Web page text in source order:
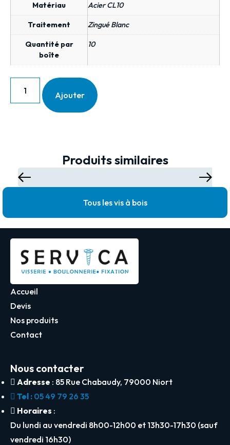
Matériau Acier CL10
Traitement Zingué Blanc
Quantité par
boîte
10
Ajouter
Produits similaires
Tous les vis à bois
Accueil
Devis
Nos produits
Contact
Nous contacter
Adresse : 85 Rue Chabaudy, 79000 Niort
Tel : 05 49 79 26 35
Horaires :
Du lundi au vendredi 8h00-12h00 et 13h30-17h30 (sauf
vendredi 16h30)